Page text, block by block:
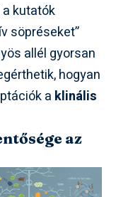
kutatók
söpréseket”
allél gyorsan
hogyan
a klinális
az